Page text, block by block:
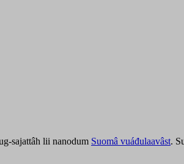
sajattâh lii nanodum Suomâ vuáđulaavâst.